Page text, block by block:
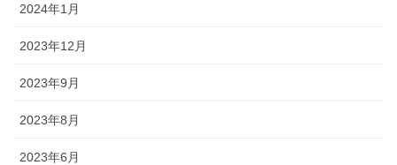
2024年1月
2023年12月
2023年9月
2023年8月
2023年6月